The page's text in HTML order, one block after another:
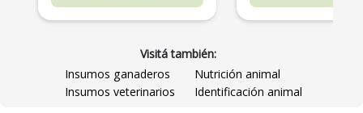
Visitá también:
Insumos ganaderos
Nutrición animal
Insumos veterinarios
Identificación animal